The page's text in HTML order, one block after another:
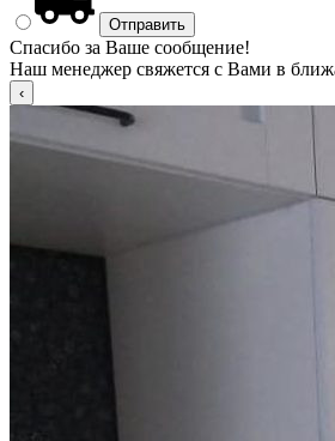
Спасибо за Ваше сообщение!
Наш менеджер свяжется с Вами в